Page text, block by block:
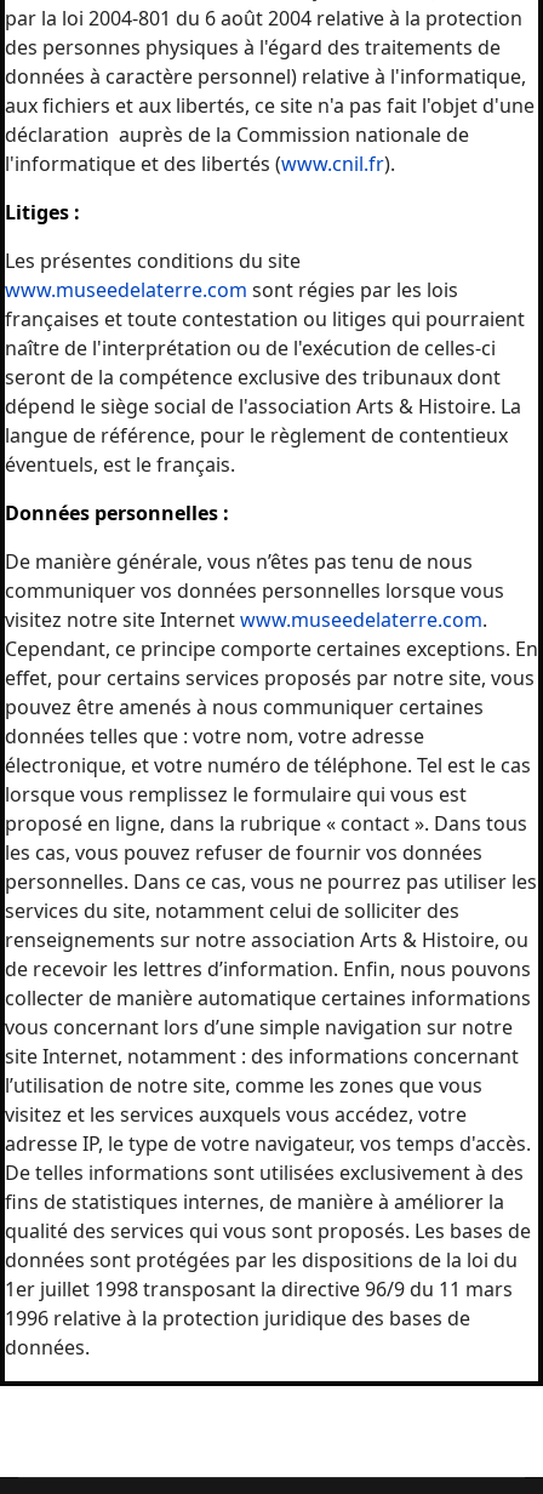
par la loi 2004-801 du 6 août 2004 relative à la protection
des personnes physiques à l'égard des traitements de
données à caractère personnel) relative à l'informatique,
aux fichiers et aux libertés, ce site n'a pas fait l'objet d'une
déclaration auprès de la Commission nationale de
l'informatique et des libertés (www.cnil.fr).
Litiges :
Les présentes conditions du site
www.museedelaterre.com sont régies par les lois
françaises et toute contestation ou litiges qui pourraient
naître de l'interprétation ou de l'exécution de celles-ci
seront de la compétence exclusive des tribunaux dont
dépend le siège social de l'association Arts & Histoire. La
langue de référence, pour le règlement de contentieux
éventuels, est le français.
Données personnelles :
De manière générale, vous n’êtes pas tenu de nous
communiquer vos données personnelles lorsque vous
visitez notre site Internetwww.museedelaterre.com.
Cependant, ce principe comporte certaines exceptions. En
effet, pour certains services proposés par notre site, vous
pouvez être amenés à nous communiquer certaines
données telles que : votre nom, votre adresse
électronique, et votre numéro de téléphone. Tel est le cas
lorsque vous remplissez le formulaire qui vous est
proposé en ligne, dans la rubrique « contact ». Dans tous
les cas, vous pouvez refuser de fournir vos données
personnelles. Dans ce cas, vous ne pourrez pas utiliser les
services du site, notamment celui de solliciter des
renseignements sur notre association Arts & Histoire, ou
de recevoir les lettres d’information. Enfin, nous pouvons
collecter de manière automatique certaines informations
vous concernant lors d’une simple navigation sur notre
site Internet, notamment : des informations concernant
l’utilisation de notre site, comme les zones que vous
visitez et les services auxquels vous accédez, votre
adresse IP, le type de votre navigateur, vos temps d'accès.
De telles informations sont utilisées exclusivement à des
fins de statistiques internes, de manière à améliorer la
qualité des services qui vous sont proposés. Les bases de
données sont protégées par les dispositions de la loi du
1er juillet 1998 transposant la directive 96/9 du 11 mars
1996 relative à la protection juridique des bases de
données.